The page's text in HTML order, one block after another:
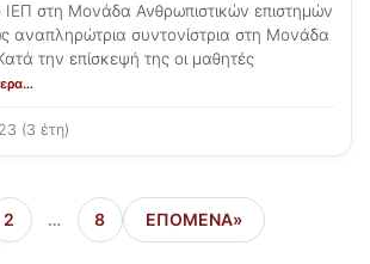
ΙΕΠ στη Μονάδα Ανθρωπιστικών επιστημών
αναπληρώτρια συντονίστρια στη Μονάδα
την επίσκεψή της οι μαθητές
(3 έτη)
2 … 8 ΕΠΌΜΕΝΑ